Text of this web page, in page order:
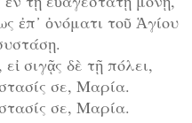
ἐπ᾿ ὀ­νό­μα­τι τοῦ Ἁ­γί­ου
σι­γᾷς δὲ τῇ πό­λει,
σε, Μα­ρί­α.
σε, Μα­ρί­α.